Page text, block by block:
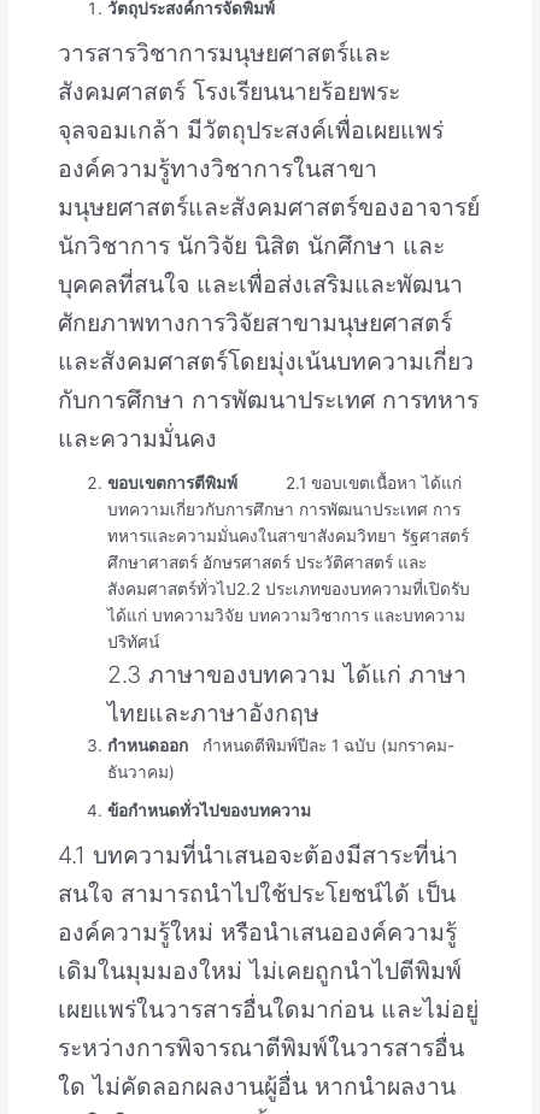
วัตถุประสงค์การจัดพิมพ์
วารสารวิชาการมนุษยศาสตร์และ
สังคมศาสตร์ โรงเรียนนายร้อยพระ
จุลจอมเกล้า มีวัตถุประสงค์เพื่อเผยแพร่
องค์ความรู้ทางวิชาการในสาขา
มนุษยศาสตร์และสังคมศาสตร์ของอาจารย์
นักวิชาการ นักวิจัย นิสิต นักศึกษา และ
บุคคลที่สนใจ และเพื่อส่งเสริมและพัฒนา
ศักยภาพทางการวิจัยสาขามนุษยศาสตร์
และสังคมศาสตร์โดยมุ่งเน้นบทความเกี่ยว
กับการศึกษา การพัฒนาประเทศ การทหาร
และความมั่นคง
ขอบเขตการตีพิมพ์ 2.1 ขอบเขตเนื้อหา ได้แก่
บทความเกี่ยวกับการศึกษา การพัฒนาประเทศ การ
ทหารและความมั่นคงในสาขาสังคมวิทยา รัฐศาสตร์
ศึกษาศาสตร์ อักษรศาสตร์ ประวัติศาสตร์ และ
สังคมศาสตร์ทั่วไป2.2 ประเภทของบทความที่เปิดรับ
ได้แก่ บทความวิจัย บทความวิชาการ และบทความ
ปริทัศน์
2.3 ภาษาของบทความ ได้แก่ ภาษา
ไทยและภาษาอังกฤษ
กำหนดออก กำหนดตีพิมพ์ปีละ 1 ฉบับ (มกราคม-
ธันวาคม)
ข้อกำหนดทั่วไปของบทความ
4.1 บทความที่นำเสนอจะต้องมีสาระที่น่า
สนใจ สามารถนำไปใช้ประโยชน์ได้ เป็น
องค์ความรู้ใหม่ หรือนำเสนอองค์ความรู้
เดิมในมุมมองใหม่ ไม่เคยถูกนำไปตีพิมพ์
เผยแพร่ในวารสารอื่นใดมาก่อน และไม่อยู่
ระหว่างการพิจารณาตีพิมพ์ในวารสารอื่น
ใด ไม่คัดลอกผลงานผู้อื่น หากนำผลงาน